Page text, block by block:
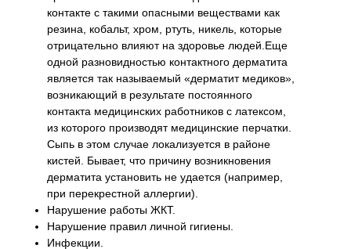
контакте с такими опасными веществами как
резина, кобальт, хром, ртуть, никель, которые
отрицательно влияют на здоровье людей.Еще
одной разновидностью контактного дерматита
является так называемый «дерматит медиков»,
возникающий в результате постоянного
контакта медицинских работников с латексом,
из которого производят медицинские перчатки.
Сыпь в этом случае локализуется в районе
кистей. Бывает, что причину возникновения
дерматита установить не удается (например,
при перекрестной аллергии).
Нарушение работы ЖКТ.
Нарушение правил личной гигиены.
Инфекции.